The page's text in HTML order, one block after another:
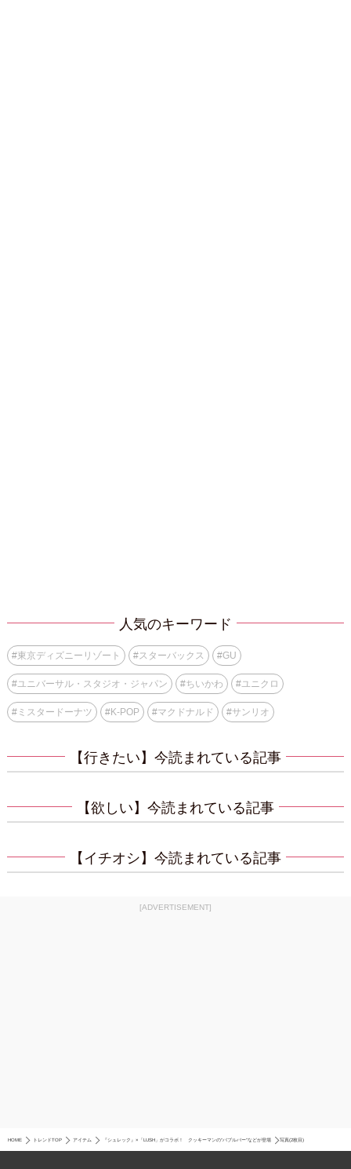
人気のキーワード
#東京ディズニーリゾート #スターバックス #GU
#ユニバーサル・スタジオ・ジャパン #ちいかわ #ユニクロ
#ミスタードーナツ #K-POP #マクドナルド #サンリオ
【行きたい】今読まれている記事
【欲しい】今読まれている記事
【イチオシ】今読まれている記事
[ADVERTISEMENT]
HOME トレンドTOP アイテム 『シュレック』×「LUSH」がコラボ！ クッキーマンの“バブルバー”などが登場 写真(2枚目)